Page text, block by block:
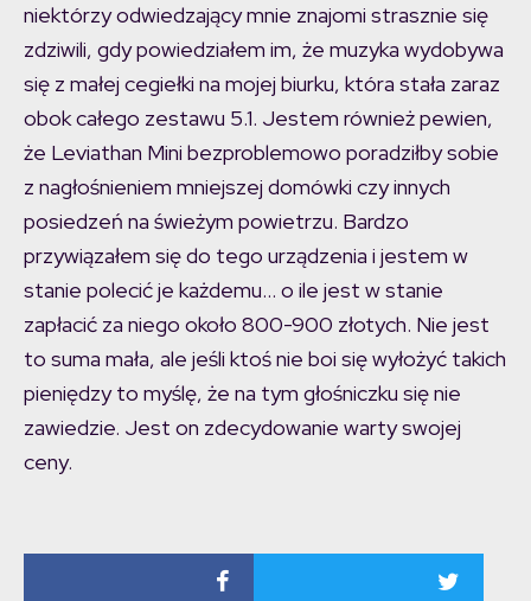
niektórzy odwiedzający mnie znajomi strasznie się
zdziwili, gdy powiedziałem im, że muzyka wydobywa
się z małej cegiełki na mojej biurku, która stała zaraz
obok całego zestawu 5.1. Jestem również pewien,
że Leviathan Mini bezproblemowo poradziłby sobie
z nagłośnieniem mniejszej domówki czy innych
posiedzeń na świeżym powietrzu. Bardzo
przywiązałem się do tego urządzenia i jestem w
stanie polecić je każdemu… o ile jest w stanie
zapłacić za niego około 800-900 złotych. Nie jest
to suma mała, ale jeśli ktoś nie boi się wyłożyć takich
pieniędzy to myślę, że na tym głośniczku się nie
zawiedzie. Jest on zdecydowanie warty swojej
ceny.